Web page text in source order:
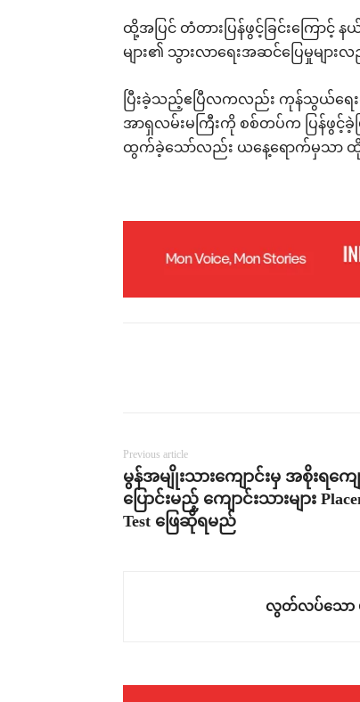
ထို့အပြင် တံတားပြန်ဖွင့်ခြင်းကြောင့် န
များ၏ သွားလာရေးအဆင်ပြေမှုမ
ပြီးခဲ့သည့်ဧပြီလကလည်း ကုန်သွယ်ရေ
အာရှလမ်းမကြီးကို စစ်တပ်က ပြန်ဖွ
ထွက်ခဲ့သော်လည်း ယနေ့ရောက်မှသာ
Previous article
မွန်အမျိုးသားကျောင်းမှ အစိုးရကျေ
ပြောင်းမည့် ကျောင်းသားများ
Test ဖြေဆိုရမည်
လွတ်လပ်သော